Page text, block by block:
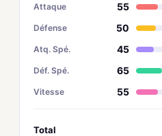
Attaque 55
Défense 50
Atq. Spé. 45
Déf. Spé. 65
Vitesse 55
Total